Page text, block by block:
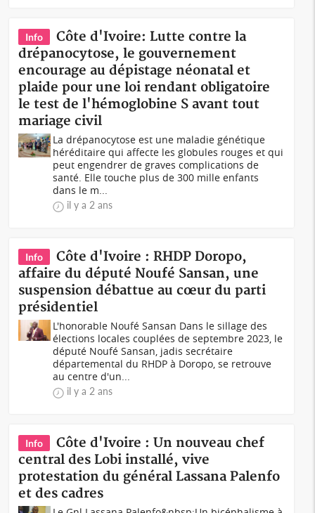
Info
Côte d'Ivoire: Lutte contre la
drépanocytose, le gouvernement
encourage au dépistage néonatal et
plaide pour une loi rendant obligatoire
le test de l'hémoglobine S avant tout
mariage civil
La drépanocytose est une maladie génétique
héréditaire qui affecte les globules rouges et qui
peut engendrer de graves complications de
santé. Elle touche plus de 300 mille enfants
dans le m...
il y a 2 ans
Info
Côte d'Ivoire : RHDP Doropo,
affaire du député Noufé Sansan, une
suspension débattue au cœur du parti
présidentiel
L'honorable Noufé Sansan Dans le sillage des
élections locales couplées de septembre 2023, le
député Noufé Sansan, jadis secrétaire
départemental du RHDP à Doropo, se retrouve
au centre d'un...
il y a 2 ans
Info
Côte d'Ivoire : Un nouveau chef
central des Lobi installé, vive
protestation du général Lassana Palenfo
et des cadres